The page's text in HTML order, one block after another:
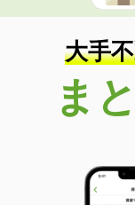
大手
ま